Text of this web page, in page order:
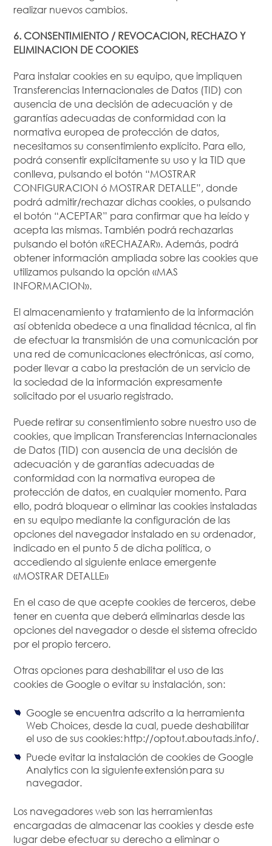
realizar nuevos cambios.
6. CONSENTIMIENTO / REVOCACION, RECHAZO Y
ELIMINACION DE COOKIES
Para instalar cookies en su equipo, que impliquen
Transferencias Internacionales de Datos (TID) con
ausencia de una decisión de adecuación y de
garantías adecuadas de conformidad con la
normativa europea de protección de datos,
necesitamos su consentimiento explícito. Para ello,
podrá consentir explícitamente su uso y la TID que
conlleva, pulsando el botón “MOSTRAR
CONFIGURACION ó MOSTRAR DETALLE”, donde
podrá admitir/rechazar dichas cookies, o pulsando
el botón “ACEPTAR” para confirmar que ha leído y
acepta las mismas. También podrá rechazarlas
pulsando el botón «RECHAZAR». Además, podrá
obtener información ampliada sobre las cookies que
utilizamos pulsando la opción «MAS
INFORMACION».
El almacenamiento y tratamiento de la información
así obtenida obedece a una finalidad técnica, al fin
de efectuar la transmisión de una comunicación por
una red de comunicaciones electrónicas, así como,
poder llevar a cabo la prestación de un servicio de
la sociedad de la información expresamente
solicitado por el usuario registrado.
Puede retirar su consentimiento sobre nuestro uso de
cookies, que implican Transferencias Internacionales
de Datos (TID) con ausencia de una decisión de
adecuación y de garantías adecuadas de
conformidad con la normativa europea de
protección de datos, en cualquier momento. Para
ello, podrá bloquear o eliminar las cookies instaladas
en su equipo mediante la configuración de las
opciones del navegador instalado en su ordenador,
indicado en el punto 5 de dicha política, o
accediendo al siguiente enlace emergente
«MOSTRAR DETALLE»
En el caso de que acepte cookies de terceros, debe
tener en cuenta que deberá eliminarlas desde las
opciones del navegador o desde el sistema ofrecido
por el propio tercero.
Otras opciones para deshabilitar el uso de las
cookies de Google o evitar su instalación, son:
Google se encuentra adscrito a la herramienta
Web Choices, desde la cual, puede deshabilitar
el uso de sus cookies: http://optout.aboutads.info/.
Puede evitar la instalación de cookies de Google
Analytics con la siguiente extensión para su
navegador.
Los navegadores web son las herramientas
encargadas de almacenar las cookies y desde este
lugar debe efectuar su derecho a eliminar o